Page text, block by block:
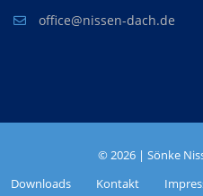
office@nissen-dach.de
©2026 | Sönke
Downloads
Kontakt